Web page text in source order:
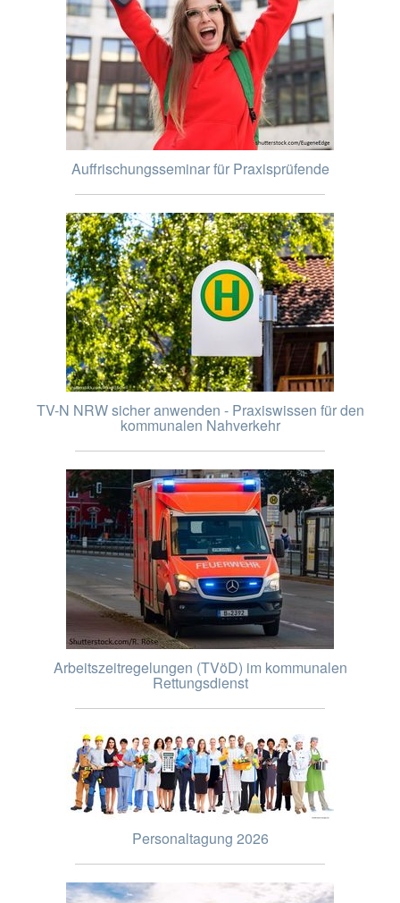
Auffrischungsseminar für Praxisprüfende
TV-N NRW sicher anwenden - Praxiswissen für den
kommunalen Nahverkehr
Arbeitszeitregelungen (TVöD) im kommunalen
Rettungsdienst
Personaltagung 2026